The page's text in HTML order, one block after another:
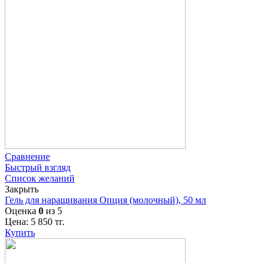
Сравнение
Быстрый взгляд
Список желаний
Закрыть
Гель для наращивания Опция (молочный), 50 мл
Оценка 0 из 5
Цена: 5 850 тг.
Купить